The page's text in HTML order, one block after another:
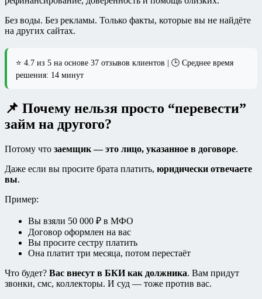
Без воды. Без рекламы. Только факты, которые вы не найдёте
на других сайтах.
⭐ 4.7 из 5 на основе 37 отзывов клиентов | 🕒 Среднее время
решения: 14 минут
📌 Почему нельзя просто “перевести”
займ на другого?
Потому что заемщик — это лицо, указанное в договоре.
Даже если вы просите брата платить, юридически отвечаете
вы.
Пример:
Вы взяли 50 000 ₽ в МФО
Договор оформлен на вас
Вы просите сестру платить
Она платит три месяца, потом перестаёт
Что будет? Вас внесут в БКИ как должника. Вам придут
звонки, смс, коллекторы. И суд — тоже против вас.